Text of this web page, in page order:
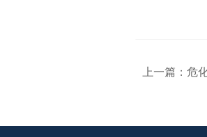
上一篇： 危